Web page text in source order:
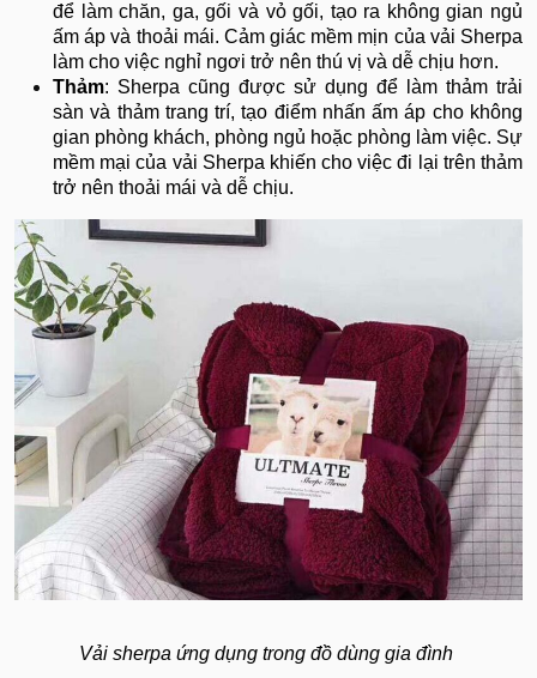
để làm chăn, ga, gối và vỏ gối, tạo ra không gian ngủ
ấm áp và thoải mái. Cảm giác mềm mịn của vải Sherpa
làm cho việc nghỉ ngơi trở nên thú vị và dễ chịu hơn.
Thảm: Sherpa cũng được sử dụng để làm thảm trải
sàn và thảm trang trí, tạo điểm nhấn ấm áp cho không
gian phòng khách, phòng ngủ hoặc phòng làm việc. Sự
mềm mại của vải Sherpa khiến cho việc đi lại trên thảm
trở nên thoải mái và dễ chịu.
​​​​​​​​​​​​​​Vải sherpa ứng dụng trong đồ dùng gia đình